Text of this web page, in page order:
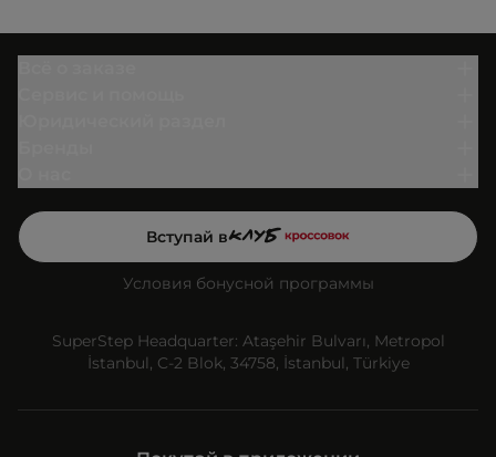
Вступай в
Условия бонусной программы
SuperStep Headquarter: Ataşehir Bulvarı, Metropol
İstanbul, C-2 Blok, 34758, İstanbul, Türkiye